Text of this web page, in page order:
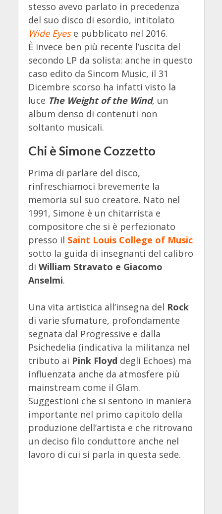
stesso avevo parlato in precedenza
del suo disco di esordio, intitolato
Wide Eyese pubblicato nel 2016.
È invece ben più recente l’uscita del
secondo LP da solista: anche in questo
caso edito da Sincom Music, il 31
Dicembre scorso ha infatti visto la
luce The Weight of the Wind, un
album denso di contenuti non
soltanto musicali.
Chi è Simone Cozzetto
Prima di parlare del disco,
rinfreschiamoci brevemente la
memoria sul suo creatore. Nato nel
1991, Simone è un chitarrista e
compositore che si è perfezionato
presso il Saint Louis College of Music
sotto la guida di insegnanti del calibro
di William Stravato e Giacomo
Anselmi.
Una vita artistica all’insegna del Rock
di varie sfumature, profondamente
segnata dal Progressive e dalla
Psichedelia (indicativa la militanza nel
tributo ai Pink Floyd degli Echoes) ma
influenzata anche da atmosfere più
mainstream come il Glam.
Suggestioni che si sentono in maniera
importante nel primo capitolo della
produzione dell’artista e che ritrovano
un deciso filo conduttore anche nel
lavoro di cui si parla in questa sede.